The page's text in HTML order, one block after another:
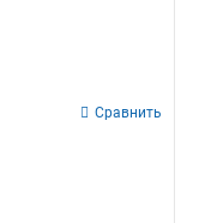
Сравнить